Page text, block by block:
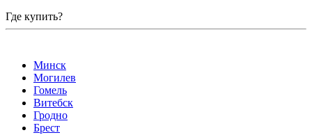
Где купить?
Минск
Могилев
Гомель
Витебск
Гродно
Брест